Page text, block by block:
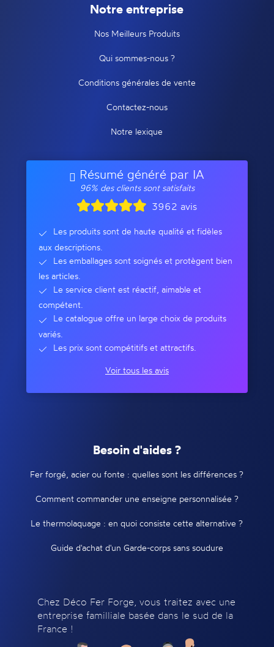
Notre entreprise
Nos Meilleurs Produits
Qui sommes-nous ?
Conditions générales de vente
Contactez-nous
Notre lexique
Résumé généré par IA
96% des clients sont satisfaits
3962 avis
Les produits sont de haute qualité et fidèles
aux descriptions.
Les emballages sont soignés et protègent bien
les articles.
Le service client est réactif, aimable et
compétent.
Le catalogue offre un large choix de produits
variés.
Les prix sont compétitifs et attractifs.
Voir tous les avis
Besoin d'aides ?
Fer forgé, acier ou fonte : quelles sont les différences ?
Comment commander une enseigne personnalisée ?
Le thermolaquage : en quoi consiste cette alternative ?
Guide d'achat d'un Garde-corps sans soudure
Chez Déco Fer Forge, vous traitez avec une
entreprise familliale basée dans le sud de la
France !